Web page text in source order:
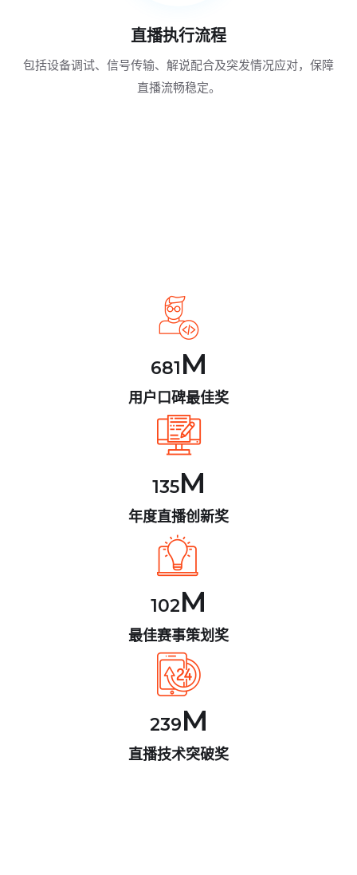
直播执行流程
包括设备调试、信号传输、解说配合及突发情况应对，保障
直播流畅稳定。
681M
用户口碑最佳奖
135M
年度直播创新奖
102M
最佳赛事策划奖
239M
直播技术突破奖